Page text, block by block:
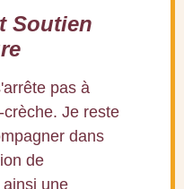
Soutien
pas à
Je reste
dans
de
une